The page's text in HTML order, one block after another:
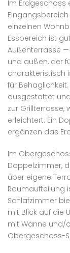
Im
einzelnen
Essbereich ist
Außenterrasse
und außen, der
charakteristisch
für
ausgestattet
zur Grillterrasse,
erleichtert. Ein
ergänzen das
Im
Doppelzimmer,
über eigene
Raumaufteilung
Schlafzimmer
mit Blick auf die
mit Wanne und/
Obergeschoss-